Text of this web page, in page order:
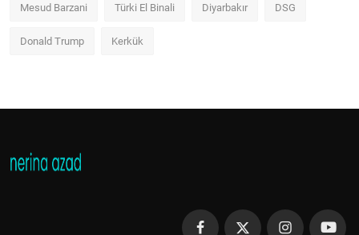
Mesud Barzani Türki El Binali Diyarbakır DSG
Donald Trump Kerkük